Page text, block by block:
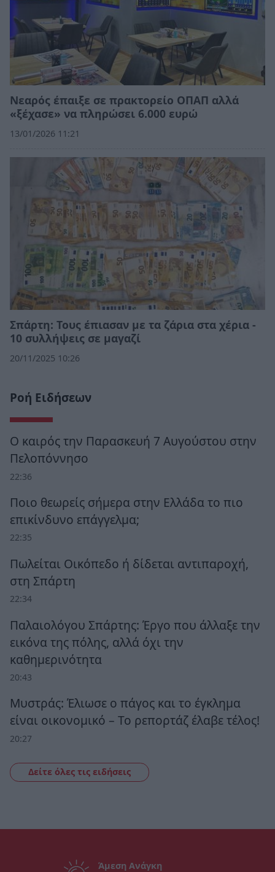
Νεαρός έπαιξε σε πρακτορείο ΟΠΑΠ αλλά
«ξέχασε» να πληρώσει 6.000 ευρώ
13/01/2026 11:21
Σπάρτη: Τους έπιασαν με τα ζάρια στα χέρια -
10 συλλήψεις σε μαγαζί
20/11/2025 10:26
Ροή Ειδήσεων
Ο καιρός την Παρασκευή 7 Αυγούστου στην
Πελοπόννησο
22:36
Ποιο θεωρείς σήμερα στην Ελλάδα το πιο
επικίνδυνο επάγγελμα;
22:35
Πωλείται Οικόπεδο ή δίδεται αντιπαροχή,
στη Σπάρτη
22:34
Παλαιολόγου Σπάρτης: Έργο που άλλαξε την
εικόνα της πόλης, αλλά όχι την
καθημερινότητα
20:43
Μυστράς: Έλιωσε ο πάγος και το έγκλημα
είναι οικονομικό – Το ρεπορτάζ έλαβε τέλος!
20:27
Δείτε όλες τις ειδήσεις
Άμεση Ανάγκη